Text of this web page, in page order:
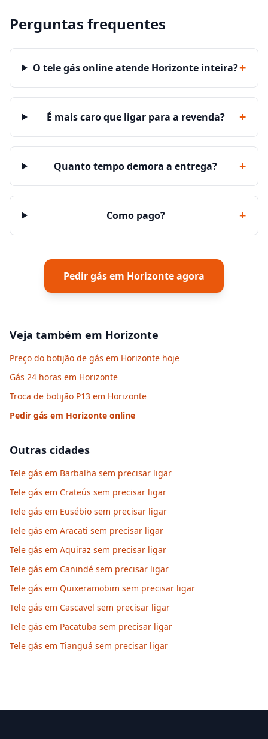
Perguntas frequentes
O tele gás online atende Horizonte inteira?+
É mais caro que ligar para a revenda? +
Quanto tempo demora a entrega? +
Como pago? +
Pedir gás em Horizonteagora
Veja também em Horizonte
Preço do botijão de gás em Horizonte hoje
Gás 24 horas em Horizonte
Troca de botijão P13 em Horizonte
Pedir gás em Horizonte online
Outras cidades
Tele gás em Barbalha sem precisar ligar
Tele gás em Crateús sem precisar ligar
Tele gás em Eusébio sem precisar ligar
Tele gás em Aracati sem precisar ligar
Tele gás em Aquiraz sem precisar ligar
Tele gás em Canindé sem precisar ligar
Tele gás em Quixeramobim sem precisar ligar
Tele gás em Cascavel sem precisar ligar
Tele gás em Pacatuba sem precisar ligar
Tele gás em Tianguá sem precisar ligar